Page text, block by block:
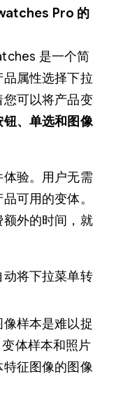
Pro 的
是一个简
属性选择下拉
可以将产品变
钮、单选和图像
验。用户无需
可用的变体。
外的时间，就
将下拉菜单转
样本是难以捉
体样本和照片
征图像的图像